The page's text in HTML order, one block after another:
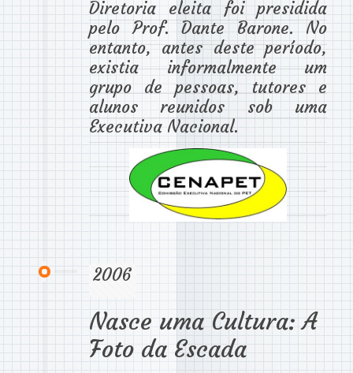
Diretoria eleita foi presidida
pelo Prof. Dante Barone. No
entanto, antes deste período,
existia informalmente um
grupo de pessoas, tutores e
alunos reunidos sob uma
Executiva Nacional.
2006
Nasce uma Cultura: A
Foto da Escada